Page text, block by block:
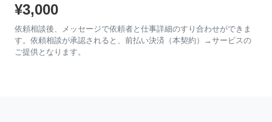
¥3,000
依頼相談後、メッセージで依頼者と仕事詳細のすり合わせができま
す。依頼相談が承認されると、前払い決済（本契約）→サービスの
ご提供となります。